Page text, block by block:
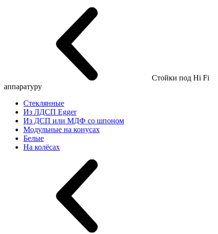
Стойки под Hi Fi
аппаратуру
Стеклянные
Из ЛДСП Egger
Из ДСП или МДФ со шпоном
Модульные на конусах
Белые
На колёсах